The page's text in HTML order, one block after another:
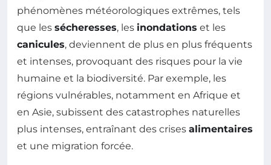
phénomènes météorologiques extrêmes, tels
que les sécheresses, les inondations et les
canicules, deviennent de plus en plus fréquents
et intenses, provoquant des risques pour la vie
humaine et la biodiversité. Par exemple, les
régions vulnérables, notamment en Afrique et
en Asie, subissent des catastrophes naturelles
plus intenses, entraînant des crises alimentaires
et une migration forcée.